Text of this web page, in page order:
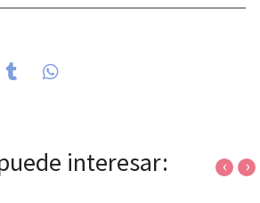
interesar: ‹ ›